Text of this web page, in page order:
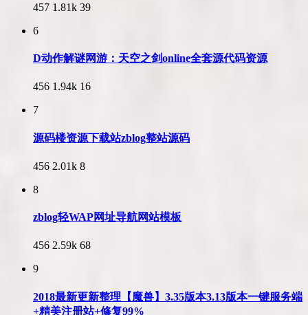
457 1.81k 39
6
D动作解谜网游：天空之剑online全套源代码资源
456 1.94k 16
7
源码楼资源下载站zblog整站源码
456 2.01k 8
8
zblog轻WAP网址导航网站模板
456 2.59k 68
9
2018最新更新整理【魔兽】3.35版本3.13版本一键服务端
+精美注册站+修复99%